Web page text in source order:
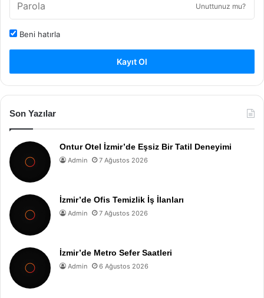
Unuttunuz mu?
Beni hatırla
Kayıt Ol
Son Yazılar
Ontur Otel İzmir’de Eşsiz Bir Tatil Deneyimi
Admin 7 Ağustos 2026
İzmir’de Ofis Temizlik İş İlanları
Admin 7 Ağustos 2026
İzmir’de Metro Sefer Saatleri
Admin 6 Ağustos 2026